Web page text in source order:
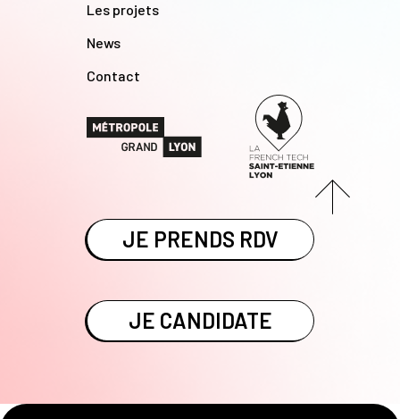
Les projets
News
Contact
JE PRENDS RDV
JE CANDIDATE